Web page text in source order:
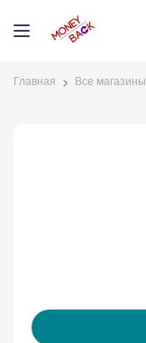
Главная Все магазины